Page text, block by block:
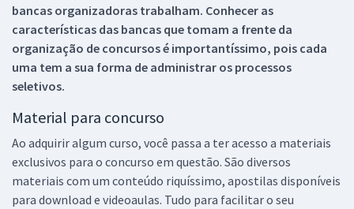
bancas organizadoras trabalham. Conhecer as
características das bancas que tomam a frente da
organização de concursos é importantíssimo, pois cada
uma tem a sua forma de administrar os processos
seletivos.
Material para concurso
Ao adquirir algum curso, você passa a ter acesso a materiais
exclusivos para o concurso em questão. São diversos
materiais com um conteúdo riquíssimo, apostilas disponíveis
para download e videoaulas. Tudo para facilitar o seu